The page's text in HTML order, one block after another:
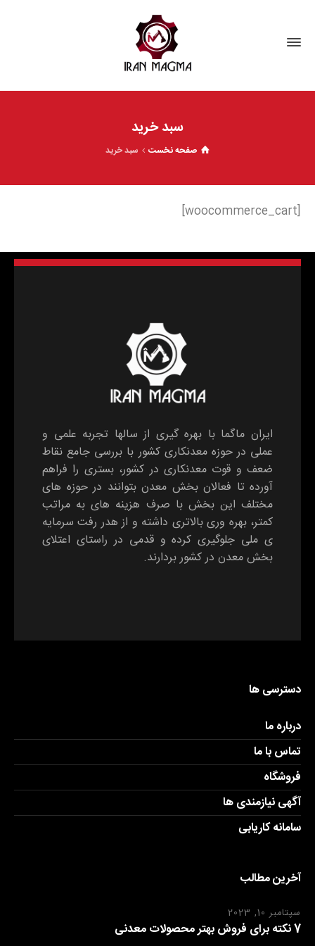
سبد خرید
صفحه نخست سبد خرید
[woocommerce_cart]
ایران ماگما با بهره گیری از سالها تجربه علمی و
عملی در حوزه معدنکاری کشور با بررسی جامع نقاط
ضعف و قوت معدنکاری در کشور، بستری را فراهم
آورده تا فعالان بخش معدن بتوانند در حوزه های
مختلف این بخش با صرف هزینه های به مراتب
کمتر، بهره وری بالاتری داشته و از هدر رفت سرمایه
ی ملی جلوگیری کرده و قدمی در راستای اعتلای
بخش معدن در کشور بردارند.
دسترسی ها
درباره ما
تماس با ما
فروشگاه
آگهی نیازمندی ها
سامانه کاریابی
آخرین مطالب
سپتامبر 10, 2023
7 نکته برای فروش بهتر محصولات معدنی